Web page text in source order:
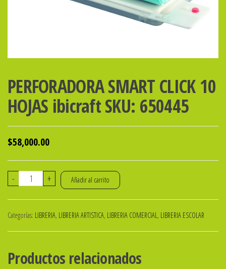
PERFORADORA SMART CLICK 10
HOJAS ibicraft SKU: 650445
$58,000.00
-
PERFORADORA
10
HOJAS
SKU:
+ Añadir al carrito
Categorías: LIBRERIA, LIBRERIA ARTISTICA, LIBRERIA COMERCIAL, LIBRERIA ESCOLAR
Productos relacionados